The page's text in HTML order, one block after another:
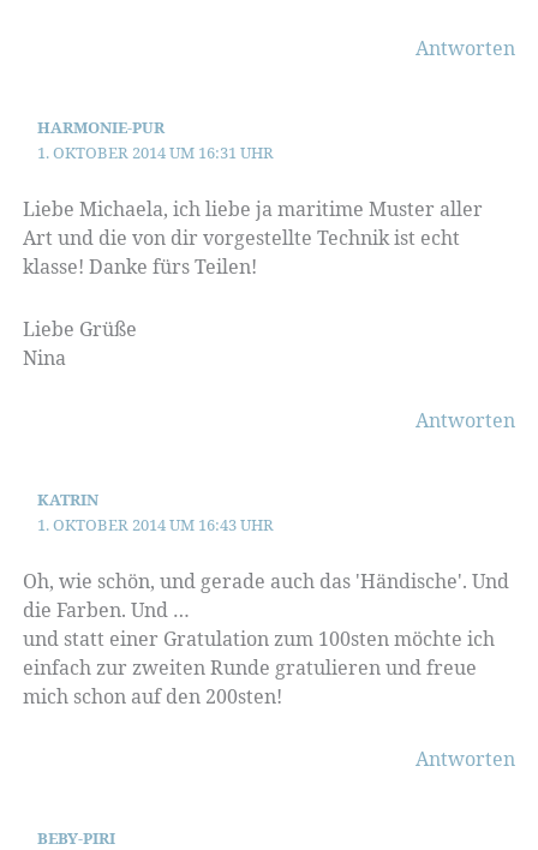
Antworten
HARMONIE-PUR
1. OKTOBER 2014 UM 16:31 UHR
Liebe Michaela, ich liebe ja maritime Muster aller
Art und die von dir vorgestellte Technik ist echt
klasse! Danke fürs Teilen!
Liebe Grüße
Nina
Antworten
KATRIN
1. OKTOBER 2014 UM 16:43 UHR
Oh, wie schön, und gerade auch das 'Händische'. Und
die Farben. Und …
und statt einer Gratulation zum 100sten möchte ich
einfach zur zweiten Runde gratulieren und freue
mich schon auf den 200sten!
Antworten
BEBY-PIRI